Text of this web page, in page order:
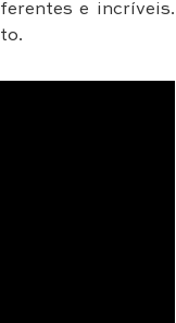
e incríveis.